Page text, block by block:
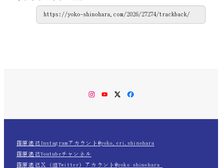
Instagram
YouTubeTwitterFacebook
篠原遙己Instagramアカウント@yoko.eri.shinohara
篠原遙己Youtubeチャンネル
篠原遙己Ｘ（旧Twitter）アカウント@yoko_shinohara_